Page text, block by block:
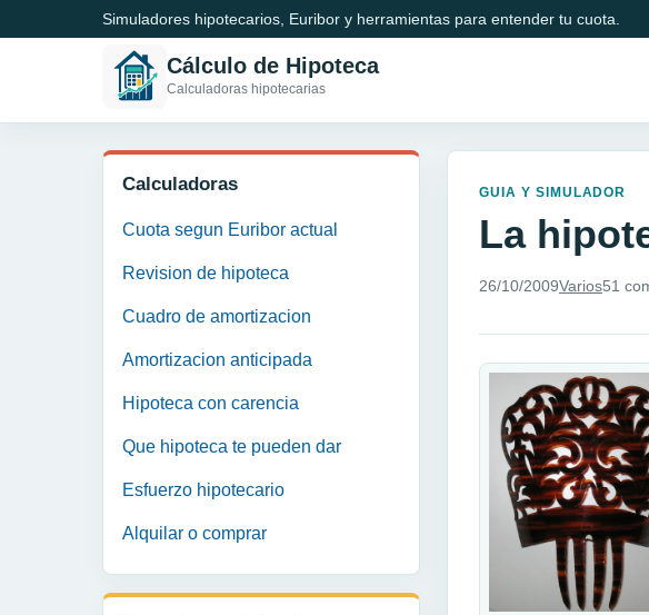
Simuladores hipotecarios, Euribor y herramientas para entender tu cuota.
Cálculo de Hipoteca
Calculadoras hipotecarias
Calculadoras
Cuota segun Euribor actual
Revision de hipoteca
Cuadro de amortizacion
Amortizacion anticipada
Hipoteca con carencia
Que hipoteca te pueden dar
Esfuerzo hipotecario
Alquilar o comprar
GUIA Y SIMULADOR
La
26/10/2009Varios51